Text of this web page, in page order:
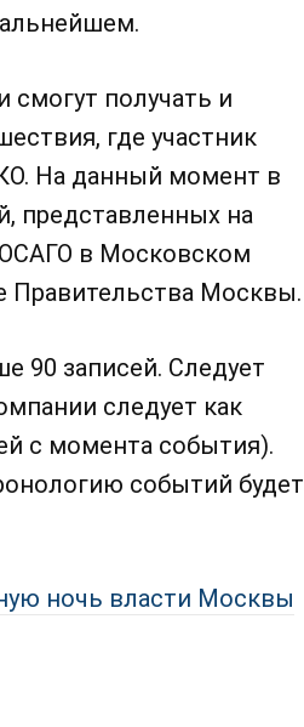
смогут получать и
где участник
На данный момент в
представленных на
в Московском
Правительства Москвы.
записей. Следует
следует как
с момента события).
событий будет
ночь власти Москвы